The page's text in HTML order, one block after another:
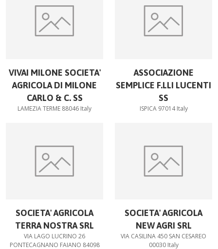
VIVAI MILONE SOCIETA'
AGRICOLA DI MILONE
CARLO & C. SS
LAMEZIA TERME 88046 Italy
ASSOCIAZIONE
SEMPLICE F.LLI LUCENTI
SS
ISPICA 97014 Italy
SOCIETA' AGRICOLA
TERRA NOSTRA SRL
VIA LAGO LUCRINO 26
PONTECAGNANO FAIANO 84098
SOCIETA' AGRICOLA
NEW AGRI SRL
VIA CASILINA 450 SAN CESAREO
00030 Italy